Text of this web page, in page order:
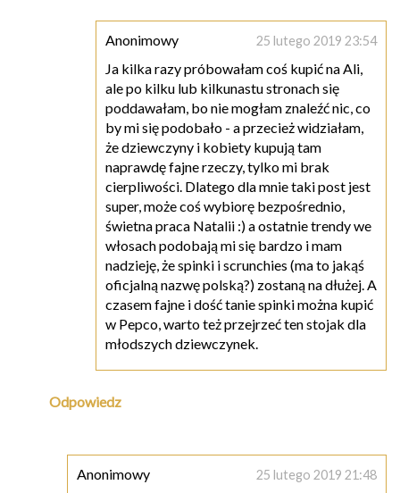
Anonimowy 25 lutego 2019 23:54
Ja kilka razy próbowałam coś kupić na Ali,
ale po kilku lub kilkunastu stronach się
poddawałam, bo nie mogłam znaleźć nic, co
by mi się podobało - a przecież widziałam,
że dziewczyny i kobiety kupują tam
naprawdę fajne rzeczy, tylko mi brak
cierpliwości. Dlatego dla mnie taki post jest
super, może coś wybiorę bezpośrednio,
świetna praca Natalii :) a ostatnie trendy we
włosach podobają mi się bardzo i mam
nadzieję, że spinki i scrunchies (ma to jakąś
oficjalną nazwę polską?) zostaną na dłużej. A
czasem fajne i dość tanie spinki można kupić
w Pepco, warto też przejrzeć ten stojak dla
młodszych dziewczynek.
Odpowiedz
Anonimowy 25 lutego 2019 21:48